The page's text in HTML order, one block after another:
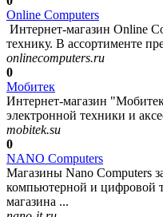
Online Computers
Интернет-магазин Online
технику. В ассортименте
onlinecomputers.ru
0
Мобитек
Интернет-магазин
электронной техники и
mobitek.su
0
NANO Computers
Магазины Nano Computers
компьютерной и цифровой
магазина ...